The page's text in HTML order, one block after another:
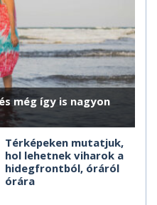
még így is nagyon
Térképeken mutatjuk,
hol lehetnek viharok a
hidegfrontból, óráról
órára